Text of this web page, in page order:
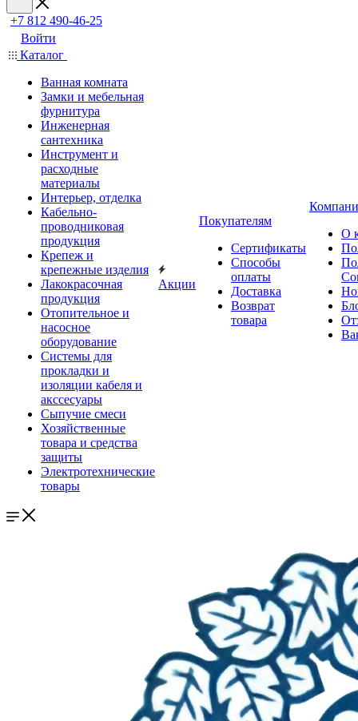
+7 812 490-46-25
Войти
Каталог
Ванная комната
Замки и мебельная
фурнитура
Инженерная
сантехника
Инструмент и
расходные
материалы
Интерьер, отделка
Кабельно-
проводниковая
продукция
Крепеж и
крепежные изделия
Лакокрасочная
продукция
Отопительное и
насосное
оборудование
Системы для
прокладки и
изоляции кабеля и
акссесуары
Сыпучие смеси
Хозяйственные
товара и средства
защиты
Электротехнические
товары
Акции
Покупателям
Сертификаты
Способы
оплаты
Доставка
Возврат
товара
О